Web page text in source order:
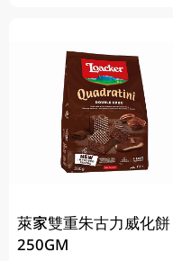
萊家雙重朱古力威化餅
250GM